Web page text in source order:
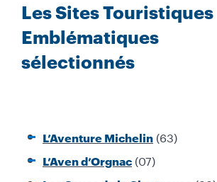
Les Sites Touristiques
Emblématiques
sélectionnés
L’Aventure Michelin (63)
L’Aven d’Orgnac (07)